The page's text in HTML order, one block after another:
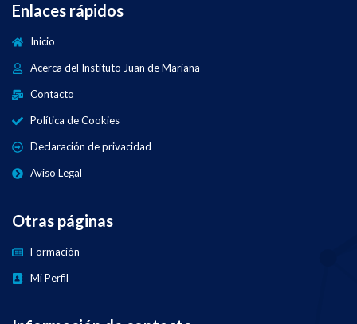
Enlaces rápidos
Inicio
Acerca del Instituto Juan de Mariana
Contacto
Política de Cookies
Declaración de privacidad
Aviso Legal
Otras páginas
Formación
Mi Perfil